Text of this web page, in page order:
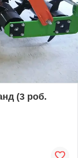
(3 роб.